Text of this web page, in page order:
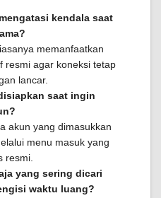
kendala saat
memanfaatkan
resmi agar koneksi tetap
lancar.
saat ingin
akun yang dimasukkan
menu masuk yang
resmi.
yang sering dicari
waktu luang?